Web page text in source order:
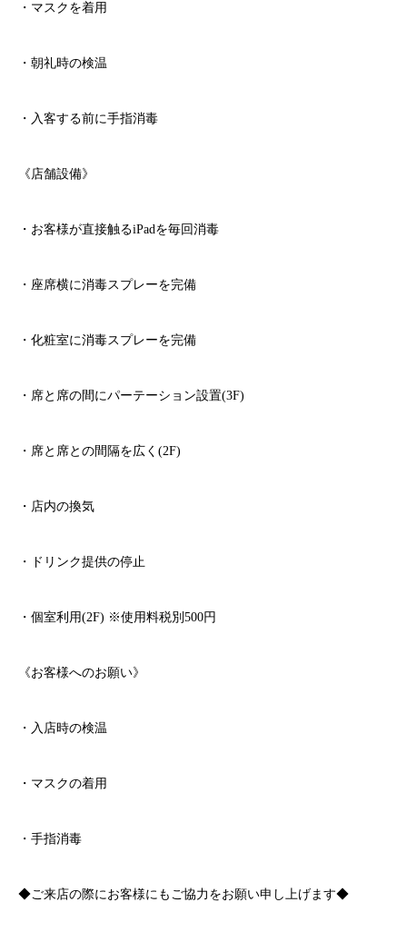
・マスクを着用
・朝礼時の検温
・入客する前に手指消毒
《店舗設備》
・お客様が直接触るiPad を毎回消毒
・座席横に消毒スプレーを完備
・化粧室に消毒スプレーを完備
・席と席の間にパーテーション設置(3F)
・席と席との間隔を広く (2F)
・店内の換気
・ドリンク提供の停止
・個室利用(2F) ※使用料税別 500円
《お客様へのお願い》
・入店時の検温
・マスクの着用
・手指消毒
◆ご来店の際にお客様にもご協力をお願い申し上げます◆